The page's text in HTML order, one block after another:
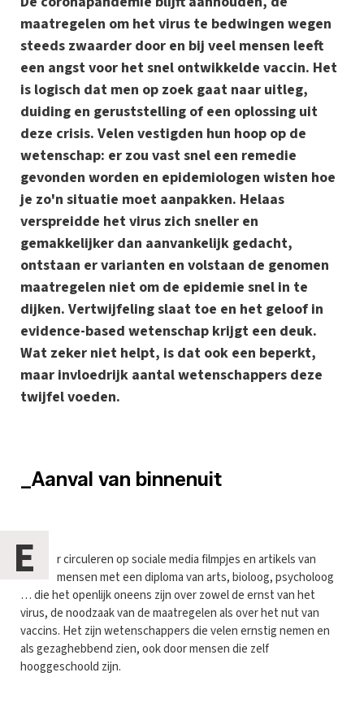
maatregelen om het virus te bedwingen wegen
steeds zwaarder door en bij veel mensen leeft
een angst voor het snel ontwikkelde vaccin. Het
is logisch dat men op zoek gaat naar uitleg,
duiding en geruststelling of een oplossing uit
deze crisis. Velen vestigden hun hoop op de
wetenschap: er zou vast snel een remedie
gevonden worden en epidemiologen wisten hoe
je zo'n situatie moet aanpakken. Helaas
verspreidde het virus zich sneller en
gemakkelijker dan aanvankelijk gedacht,
ontstaan er varianten en volstaan de genomen
maatregelen niet om de epidemie snel in te
dijken. Vertwijfeling slaat toe en het geloof in
evidence-based wetenschap krijgt een deuk.
Wat zeker niet helpt, is dat ook een beperkt,
maar invloedrijk aantal wetenschappers deze
twijfel voeden.
_Aanval van binnenuit
E
r circuleren op sociale media filmpjes en artikels van
mensen met een diploma van arts, bioloog, psycholoog
… die het openlijk oneens zijn over zowel de ernst van het
virus, de noodzaak van de maatregelen als over het nut van
vaccins. Het zijn wetenschappers die velen ernstig nemen en
als gezaghebbend zien, ook door mensen die zelf
hooggeschoold zijn.